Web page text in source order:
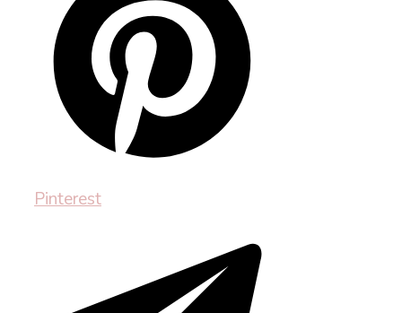
Pinterest